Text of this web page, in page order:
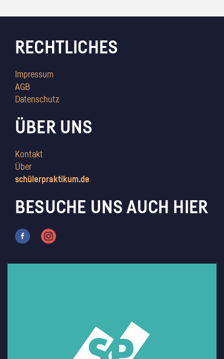
RECHTLICHES
Impressum
AGB
Datenschutz
ÜBER UNS
Kontakt
Über
schülerpraktikum.de
BESUCHE UNS AUCH HIER